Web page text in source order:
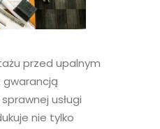
przed upalnym
usługi
nie tylko